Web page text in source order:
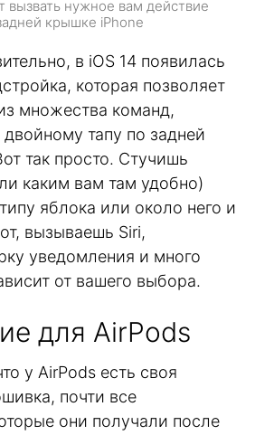
вызвать нужное вам действие
крышке iPhone
в iOS 14 появилась
которая позволяет
множества команд,
тапу по задней
так просто. Стучишь
каким вам там удобно)
яблока или около него и
вызываешь Siri,
уведомления и много
от вашего выбора.
для AirPods
у AirPods есть своя
почти все
они получали после